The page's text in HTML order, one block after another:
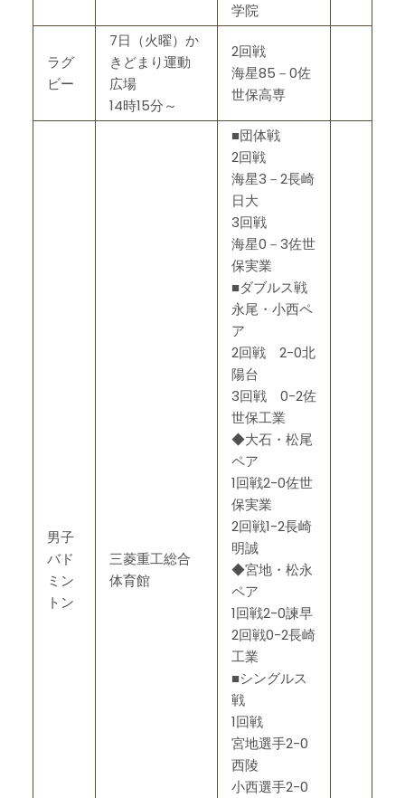
学院
ラグ
ビー
7日（火曜）か
きどまり運動
広場
14時15分～
2回戦
海星85－0佐
世保高専
男子
バド
ミン
トン
三菱重工総合
体育館
■団体戦
2回戦
海星3－2長崎
日大
3回戦
海星0－3佐世
保実業
■ダブルス戦
永尾・小西ペ
ア
2回戦 2-0北
陽台
3回戦 0-2佐
世保工業
◆大石・松尾
ペア
1回戦2-0佐世
保実業
2回戦1-2長崎
明誠
◆宮地・松永
ペア
1回戦2-0諫早
2回戦0-2長崎
工業
■シングルス
戦
1回戦
宮地選手2-0
西陵
小西選手2-0